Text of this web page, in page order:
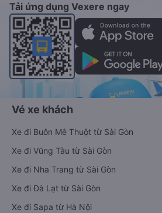
Tải ứng dụng Vexere ngay
Vé xe khách
Xe đi Buôn Mê Thuột từ Sài Gòn
Xe đi Vũng Tàu từ Sài Gòn
Xe đi Nha Trang từ Sài Gòn
Xe đi Đà Lạt từ Sài Gòn
Xe đi Sapa từ Hà Nội